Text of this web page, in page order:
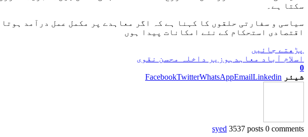
سکتا ہے۔
سیاسی و سفارتی حلقوں کا کہنا ہے کہ اگر معاہدے پر مکمل عمل درآمد
اقتصادی استحکام کے نئے امکانات پیدا ہوں
پڑھتے جائیں
اسلام آباد معاہدہ وزیر داخلہ محسن نقوی
0
شیئر
FacebookTwitterWhatsAppEmailLinkedin
syed 3537 posts 0 comments